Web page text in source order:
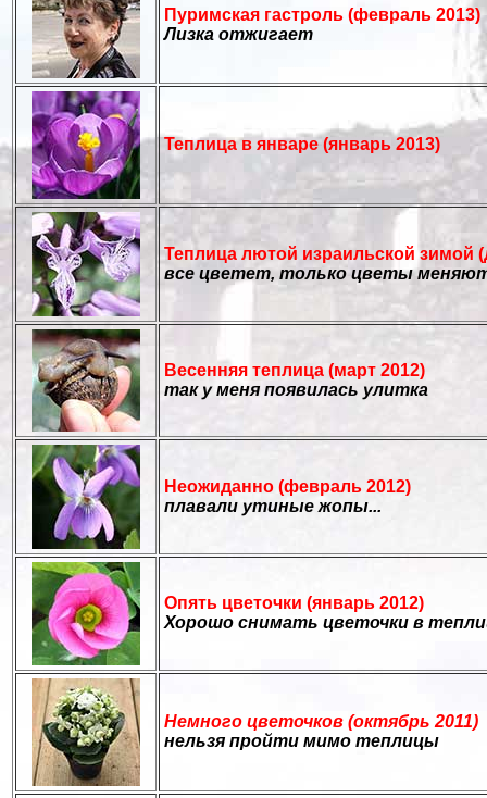
Пуримская гастроль (февраль 2013)
Лизка отжигает
Теплица в январе (январь 2013)
Теплица лютой израильской зимой
все цветет, только цветы
Весенняя теплица (март 2012)
так у меня появилась улитка
Неожиданно (февраль 2012)
плавали утиные жопы...
Опять цветочки (январь 2012)
Хорошо снимать цветочки в
Немного цветочков (октябрь 2011)
нельзя пройти мимо теплицы